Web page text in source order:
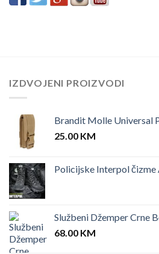
IZDVOJENI PROIZVODI
Brandit Molle Universal
25.00 KM
Policijske Interpol čizme
Službeni Džemper Crne
68.00 KM